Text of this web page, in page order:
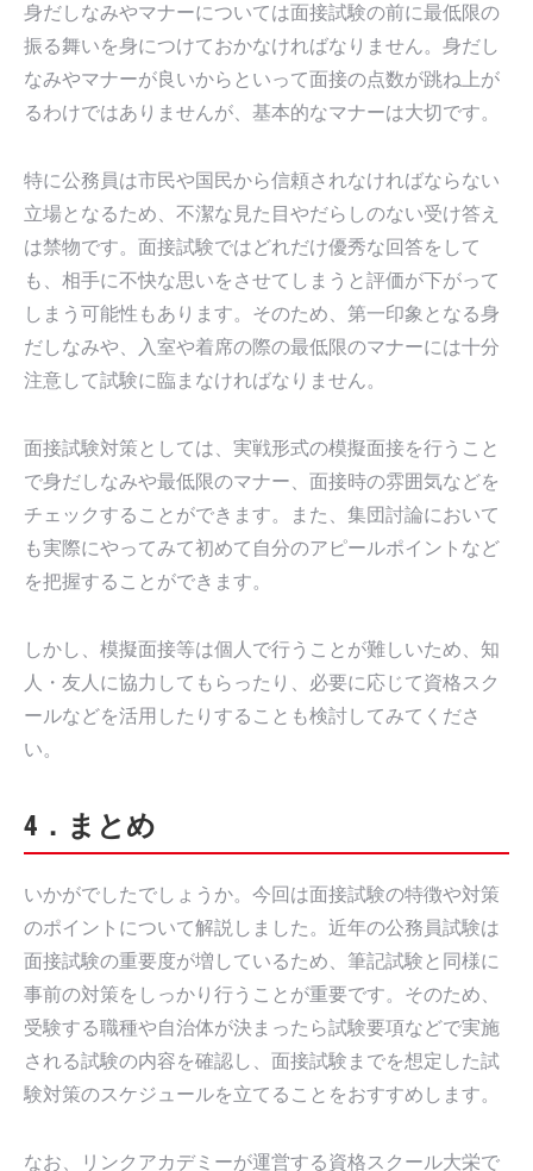
身だしなみやマナーについては面接試験の前に最低限の
振る舞いを身につけておかなければなりません。身だし
なみやマナーが良いからといって面接の点数が跳ね上が
るわけではありませんが、基本的なマナーは大切です。
特に公務員は市民や国民から信頼されなければならない
立場となるため、不潔な見た目やだらしのない受け答え
は禁物です。面接試験ではどれだけ優秀な回答をして
も、相手に不快な思いをさせてしまうと評価が下がって
しまう可能性もあります。そのため、第一印象となる身
だしなみや、入室や着席の際の最低限のマナーには十分
注意して試験に臨まなければなりません。
面接試験対策としては、実戦形式の模擬面接を行うこと
で身だしなみや最低限のマナー、面接時の雰囲気などを
チェックすることができます。また、集団討論において
も実際にやってみて初めて自分のアピールポイントなど
を把握することができます。
しかし、模擬面接等は個人で行うことが難しいため、知
人・友人に協力してもらったり、必要に応じて資格スク
ールなどを活用したりすることも検討してみてくださ
い。
4．まとめ
いかがでしたでしょうか。今回は面接試験の特徴や対策
のポイントについて解説しました。近年の公務員試験は
面接試験の重要度が増しているため、筆記試験と同様に
事前の対策をしっかり行うことが重要です。そのため、
受験する職種や自治体が決まったら試験要項などで実施
される試験の内容を確認し、面接試験までを想定した試
験対策のスケジュールを立てることをおすすめします。
なお、リンクアカデミーが運営する資格スクール大栄で